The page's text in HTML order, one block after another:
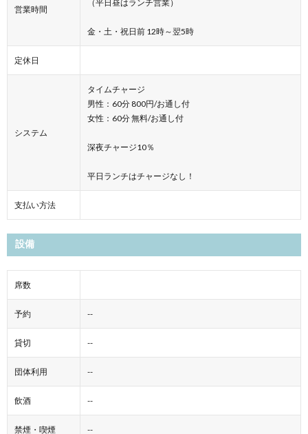
営業時間
（平日昼はランチ営業）
金・土・祝日前 12時～翌5時
定休日
システム
タイムチャージ
男性：60分 800円/お通し付
女性：60分 無料/お通し付
深夜チャージ10％
​平日ランチはチャージなし！
支払い方法
設備
席数
予約 --
貸切 --
団体利用 --
飲酒 --
禁煙・喫煙 --